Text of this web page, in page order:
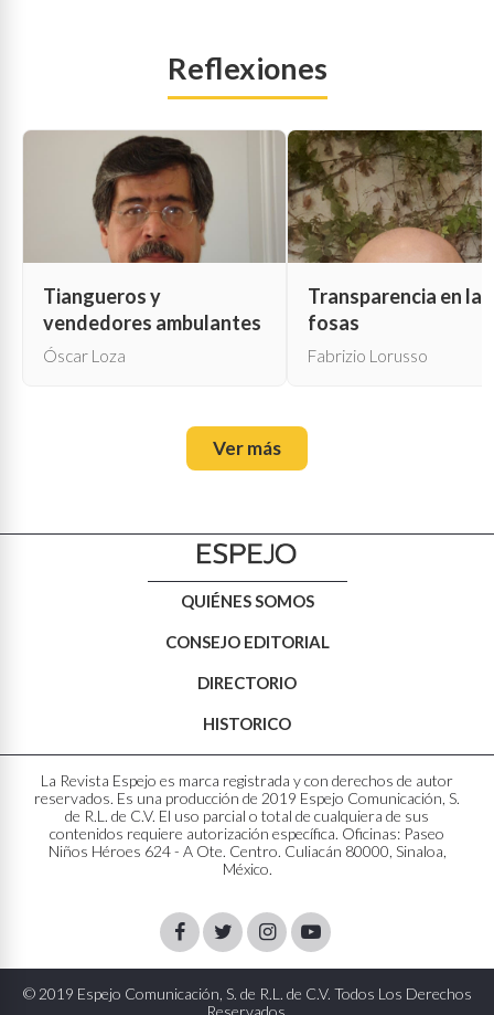
Reflexiones
Tiangueros y
vendedores ambulantes
Óscar Loza
Transparencia en las
fosas
Fabrizio Lorusso
Ver más
QUIÉNES SOMOS
CONSEJO EDITORIAL
DIRECTORIO
HISTORICO
La Revista Espejo es marca registrada y con derechos de autor
reservados. Es una producción de 2019 Espejo Comunicación, S.
de R.L. de C.V. El uso parcial o total de cualquiera de sus
contenidos requiere autorización específica. Oficinas: Paseo
Niños Héroes 624 - A Ote. Centro. Culiacán 80000, Sinaloa,
México.
FacebookTwitterInstagram
Youtube
© 2019 Espejo Comunicación, S. de R.L. de C.V. Todos Los Derechos
Reservados.